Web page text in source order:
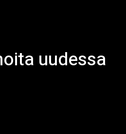
uudessa